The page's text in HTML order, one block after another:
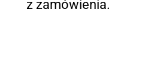
z zamówienia.